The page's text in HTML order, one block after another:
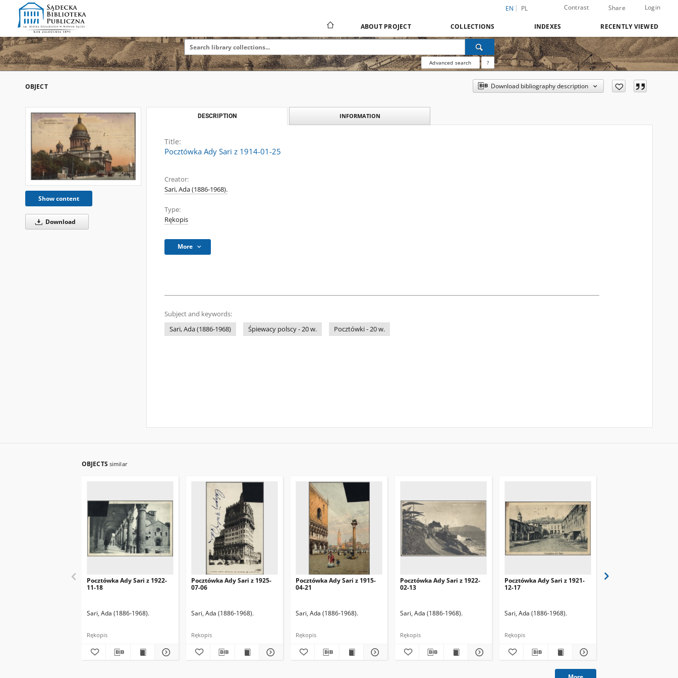
EN PL Contrast Share Login
ABOUT PROJECT COLLECTIONS INDEXES RECENTLY VIEWED
Advanced search ?
OBJECT Download bibliography description
Show content
Download
DESCRIPTION INFORMATION
Title:
Pocztówka Ady Sari z 1914-01-25
Creator:
Sari, Ada (1886-1968).
Type:
Rękopis
More
Subject and keywords:
Sari, Ada (1886-1968)
Śpiewacy polscy - 20 w. Pocztówki - 20 w.
OBJECTS similar
Pocztówka Ady Sari z 1922-
11-18
Sari, Ada (1886-1968).
Rękopis
Pocztówka Ady Sari z 1925-
07-06
Sari, Ada (1886-1968).
Rękopis
Pocztówka Ady Sari z 1915-
04-21
Sari, Ada (1886-1968).
Rękopis
Pocztówka Ady Sari z 1922-
02-13
Sari, Ada (1886-1968).
Rękopis
Pocztówka Ady Sari z 1921-
12-17
Sari, Ada (1886-1968).
Rękopis